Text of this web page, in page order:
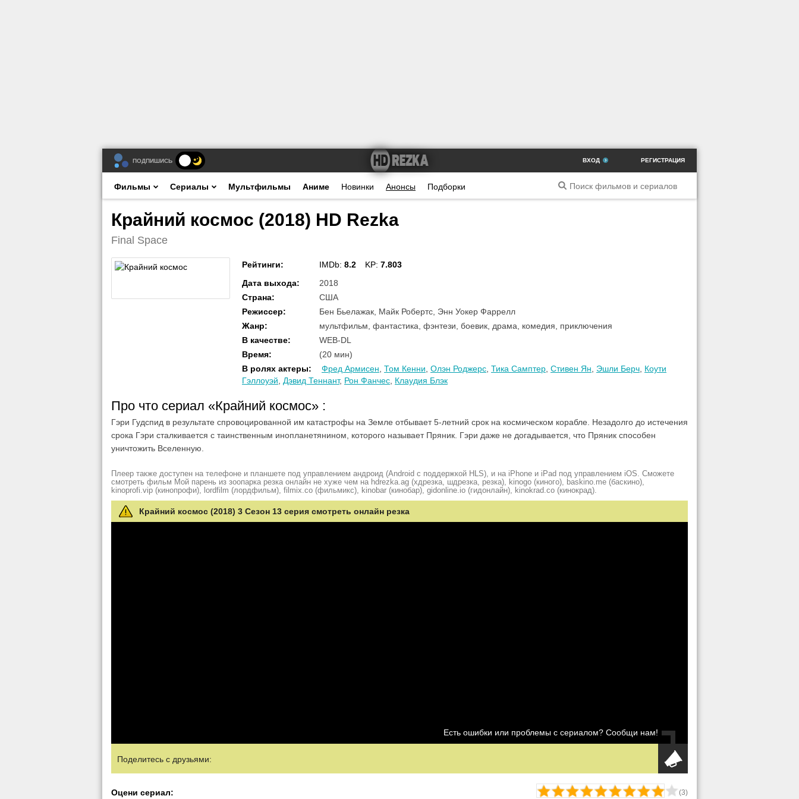
ПОДПИШИСЬ ВХОД РЕГИСТРАЦИЯ
Фильмы Сериалы Мультфильмы Аниме Новинки Анонсы Подборки
Крайний космос (2018) HD Rezka
Final Space
Рейтинги: IMDb: 8.2 KP: 7.803
Дата выхода:
2018
Страна:
США
Режиссер:
Бен Бьелажак, Майк Робертс, Энн Уокер Фаррелл
Жанр:
мультфильм, фантастика, фэнтези, боевик, драма, комедия, приключения
В качестве:
WEB-DL
Время:
(20 мин)
В ролях актеры: Фред Армисен Том Кенни Олэн Роджерс Тика Самптер Стивен Ян Эшли Берч Коути
Гэллоуэй
Дэвид Теннант, Рон Фанчес Клаудия Блэк
Про что сериал «Крайний космос» :
Гэри Гудспид в результате спровоцированной им катастрофы на Земле отбывает 5-летний срок на космическом корабле. Незадолго до истечения
срока Гэри сталкивается с таинственным инопланетянином, которого называет Пряник. Гэри даже не догадывается, что Пряник способен
уничтожить Вселенную.
Плеер также доступен на телефоне и планшете под управлением андроид (Android с поддержкой HLS), и на iPhone и iPad под управлением iOS. Сможете
смотреть фильм Мой парень из зоопарка резка онлайн не хуже чем на hdrezka.ag (хдрезка, шдрезка, резка), kinogo (киного), baskino.me (баскино),
kinoprofi.vip (кинопрофи), lordfilm (лордфильм), filmix.co (фильмикс), kinobar (кинобар), gidonline.io (гидонлайн), kinokrad.сo (кинокрад).
Крайний космос (2018) 3 Сезон 13 серия смотреть онлайн резка
Есть ошибки или проблемы с сериалом? Сообщи нам!
Поделитесь с друзьями:
Оцени сериал: (3)